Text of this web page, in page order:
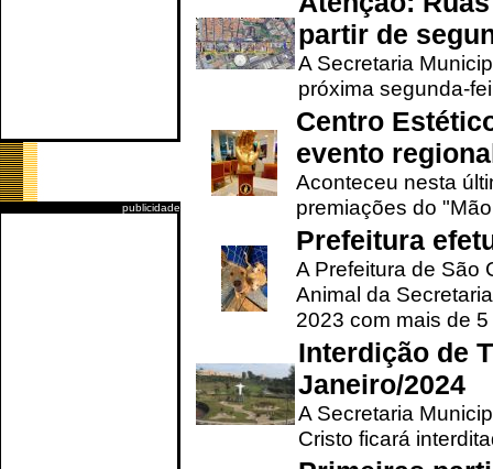
publicidade
partir de
A Secretaria
próxima segunda-
Centro
evento
Aconteceu nesta
premiações do
Prefeitura
A Prefeitura de São
Animal da
2023 com mais de 5
Interdição de
Janeiro/2024
A Secretaria
Cristo ficará